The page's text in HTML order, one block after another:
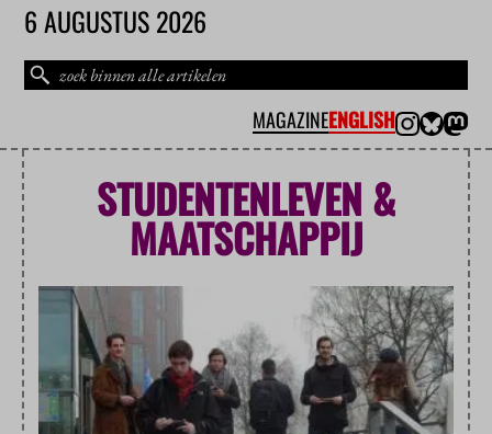
6 AUGUSTUS 2026
MAGAZINEENGLISH
STUDENTENLEVEN &
MAATSCHAPPIJ